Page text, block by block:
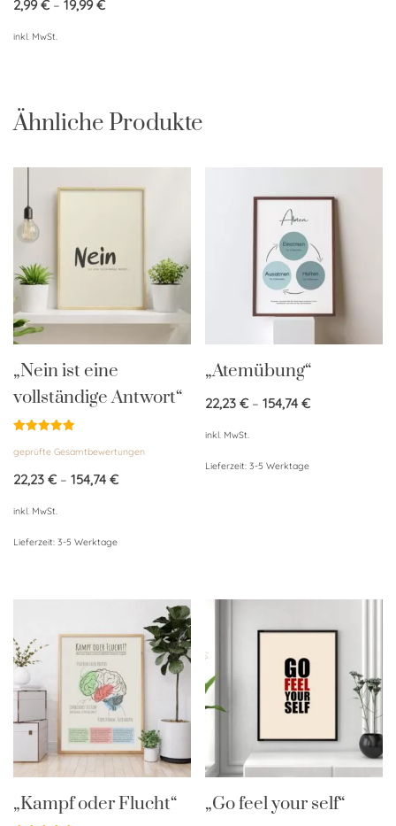
2,99€ – 19,99€
inkl. MwSt.
Ähnliche Produkte
„Nein ist eine
vollständige Antwort“
mit
von 5
geprüfte Gesamtbewertungen
22,23 € – 154,74 €
inkl. MwSt.
Lieferzeit: 3-5 Werktage
„Atemübung“
22,23€ –154,74€
inkl. MwSt.
Lieferzeit:3-5 Werktage
„Kampf oder Flucht“ „Go feel your self“